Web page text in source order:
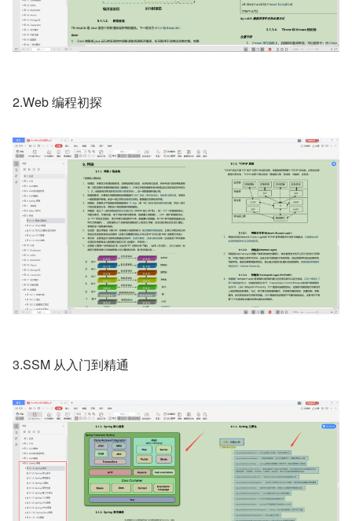
2.Web 编程初探
3.SSM 从入门到精通